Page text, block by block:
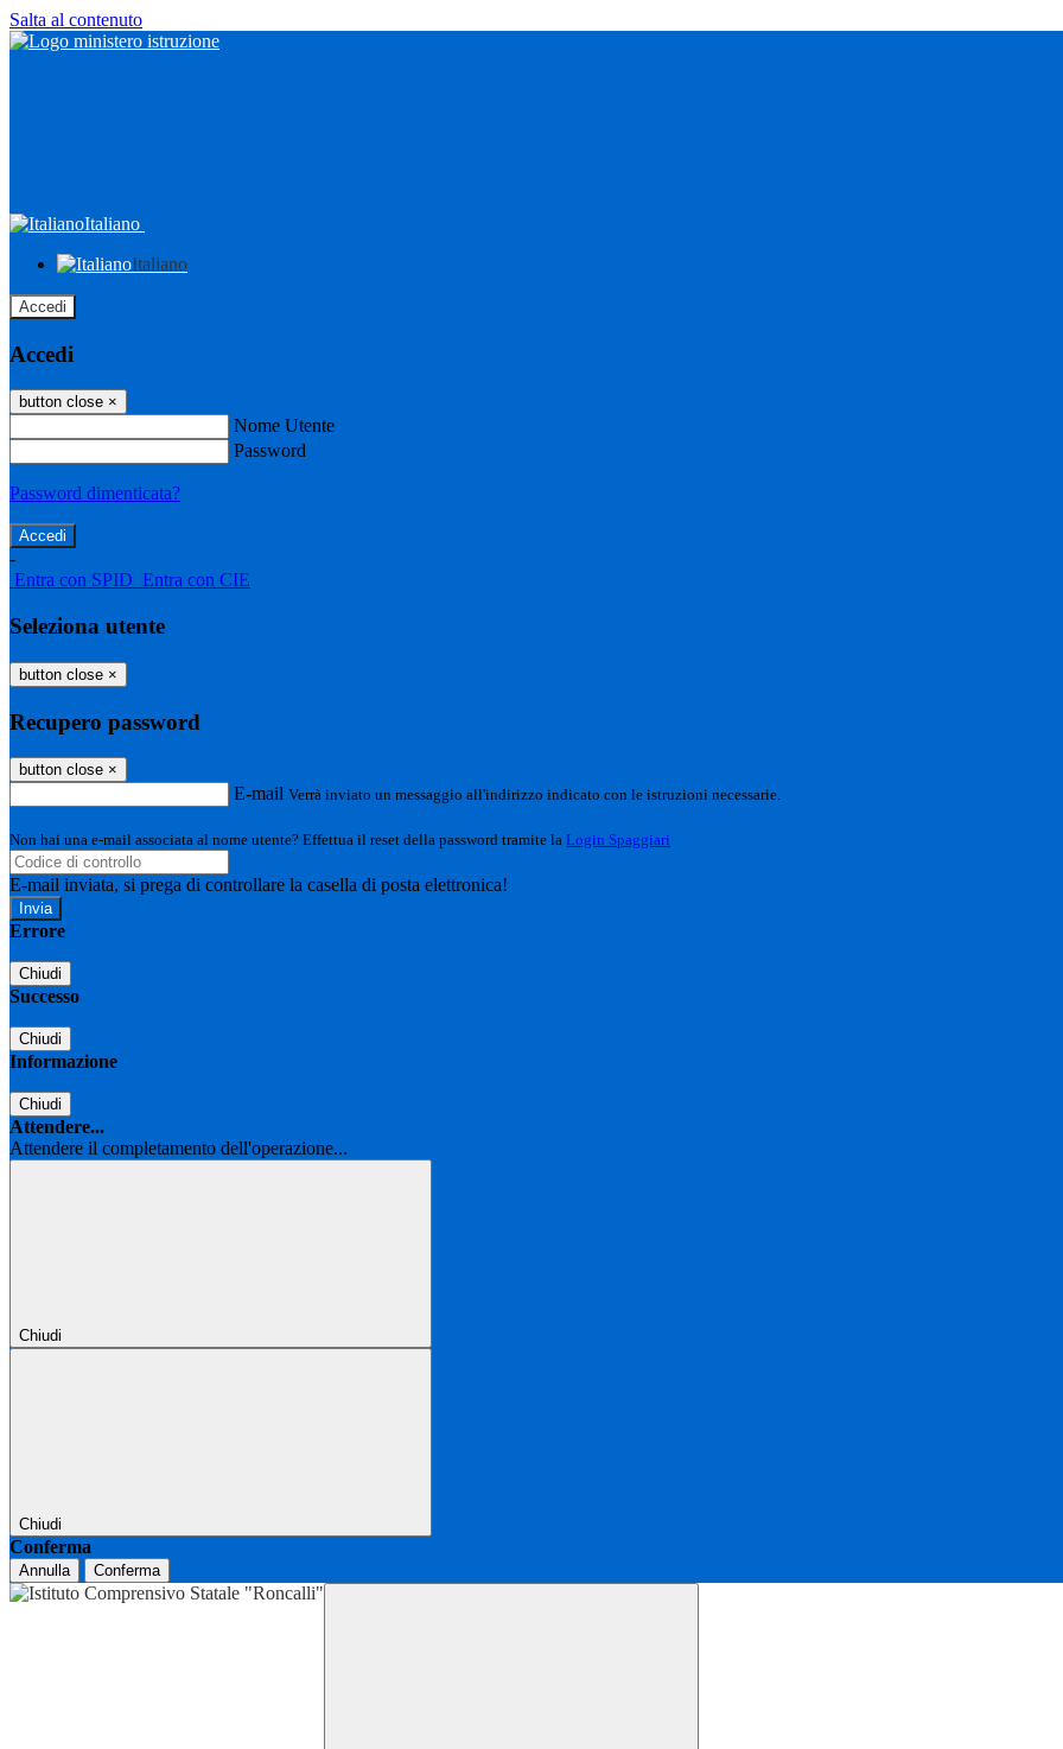
Salta al contenuto
Italiano
Italiano
Accedi
Accedi
button close ×
Nome Utente
Password
Password dimenticata?
-
Entra con SPID Entra con CIE
Seleziona utente
button close ×
Recupero password
button close ×
E-mail Verrà inviato un messaggio all'indirizzo indicato con le istruzioni necessarie.
Non hai una e-mail associata al nome utente? Effettua il reset della password tramite la Login Spaggiari
E-mail inviata, si prega di controllare la casella di posta elettronica!
Errore
Chiudi
Successo
Chiudi
Informazione
Chiudi
Attendere...
Attendere il completamento dell'operazione...
Chiudi
Chiudi
Conferma
Annulla Conferma